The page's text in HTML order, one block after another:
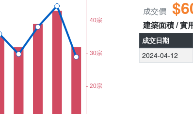
成交價
建築面積 / 實
成交日期
2024-04-12